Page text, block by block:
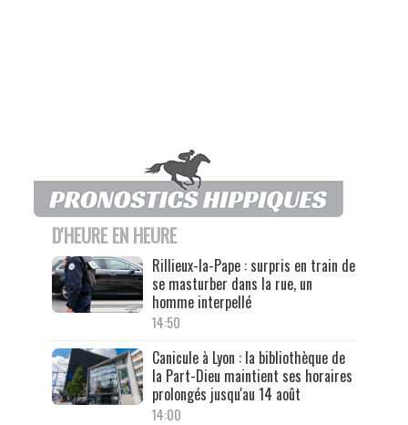
D'HEURE EN HEURE
Rillieux-la-Pape : surpris en train de
se masturber dans la rue, un
homme interpellé
14:50
Canicule à Lyon : la bibliothèque de
la Part-Dieu maintient ses horaires
prolongés jusqu'au 14 août
14:00